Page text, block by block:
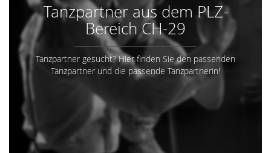
Tanzpartner aus dem PLZ-
Bereich CH-29
Tanzpartner gesucht? Hier finden Sie den passenden
Tanzpartner und die passende Tanzpartnerin!